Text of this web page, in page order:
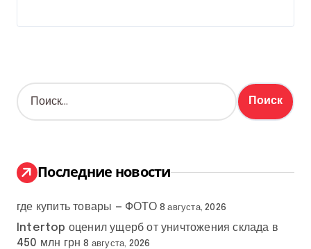
Н
а
:
Последние новости
где купить товары — ФОТО 8 августа, 2026
Intertop оценил ущерб от уничтожения склада в
450 млн грн 8 августа, 2026